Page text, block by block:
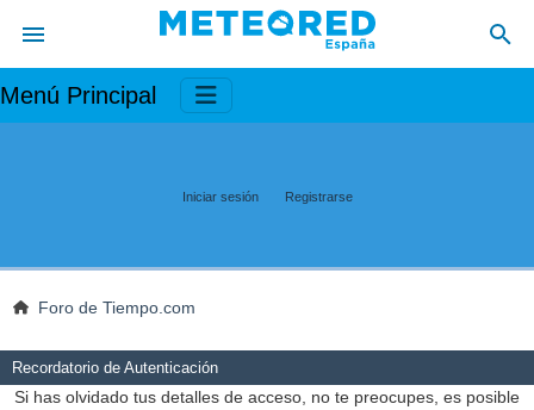
Menú Principal
Iniciar sesión Registrarse
Foro de Tiempo.com
Recordatorio de Autenticación
Si has olvidado tus detalles de acceso, no te preocupes, es posible